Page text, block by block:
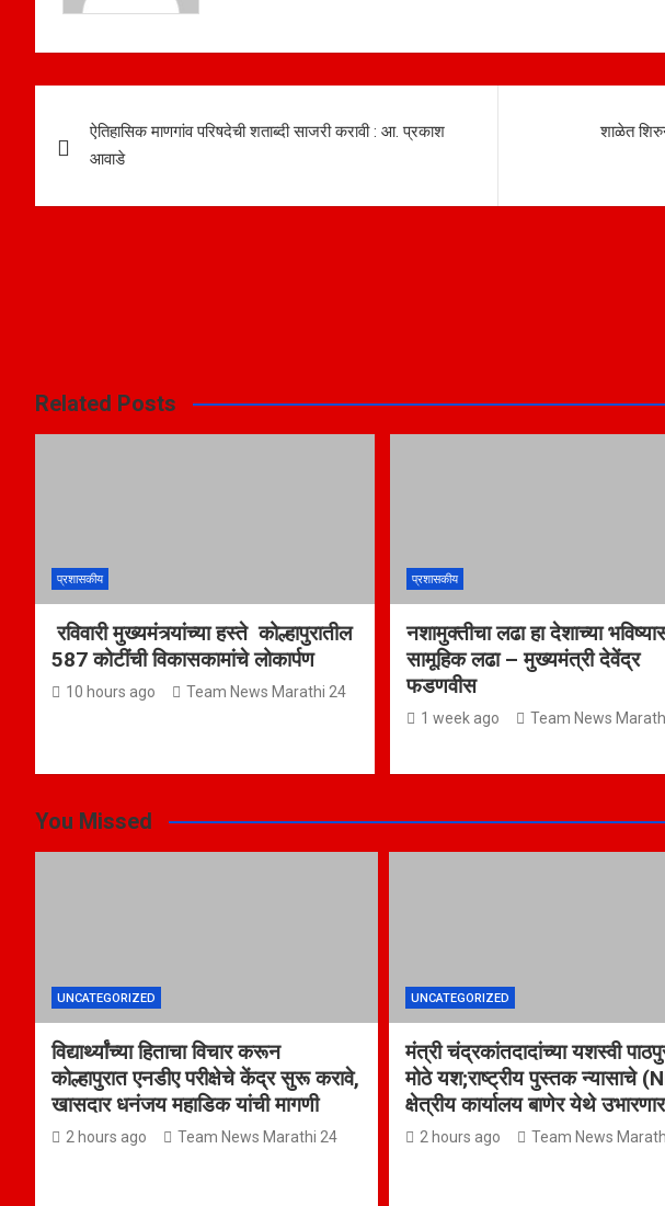
navigation
ऐतिहासिक माणगांव परिषदेची शताब्दी साजरी करावी : आ. प्रकाश
आवाडे
शाळेत
Related Posts
प्रशासकीय
रविवारी मुख्यमंत्र्यांच्या हस्ते कोल्हापुरातील
587 कोटींची विकासकामांचे लोकार्पण
10 hours ago Team News Marathi 24
प्रशासकीय
नशामुक्तीचा लढा हा देशाच्या
सामूहिक लढा – मुख्यमंत्री देवेंद्र
फडणवीस
1 week ago Team News
You Missed
UNCATEGORIZED
विद्यार्थ्यांच्या हिताचा विचार करून
कोल्हापुरात एनडीए परीक्षेचे केंद्र सुरू करावे,
खासदार धनंजय महाडिक यांची मागणी
2 hours ago Team News Marathi 24
UNCATEGORIZED
मंत्री चंद्रकांतदादांच्या यशस्वी
मोठे यश;राष्ट्रीय पुस्तक न्यासाचे
क्षेत्रीय कार्यालय बाणेर येथे उभारणार
2 hours ago Team News